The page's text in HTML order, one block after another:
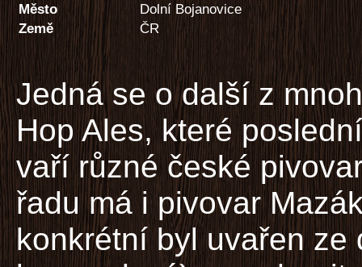
Město
Dolní Bojanovice
Země
ČR
Jedná se o další z
Hop Ales, které
vaří různé české
řadu má i pivovar
konkrétní byl uvařen